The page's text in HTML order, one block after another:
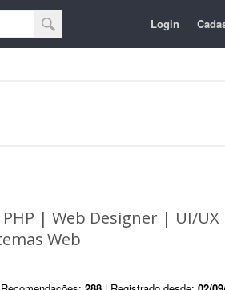
Login
PHP | Web Designer | UI/
Web